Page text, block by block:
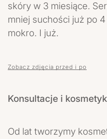
skóry w 3 miesiące.
mniej suchości już po
mokro. I już.
Zobacz zdjęcia przed i po
Konsultacje i
Od lat tworzymy